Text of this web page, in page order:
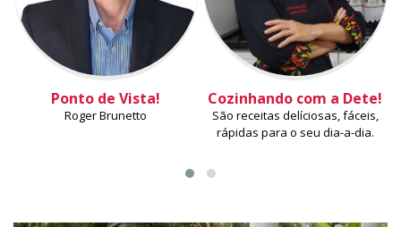
Ponto de Vista!
Roger Brunetto
Cozinhando com a Dete!
São receitas delíciosas, fáceis,
rápidas para o seu dia-a-dia.